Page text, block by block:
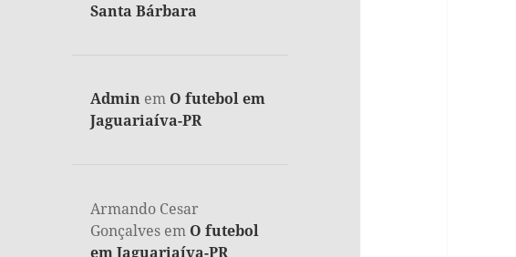
Santa Bárbara
Admin em O futebol em
Jaguariaíva-PR
Armando Cesar
Gonçalves em O futebol
em Jaguariaíva-PR